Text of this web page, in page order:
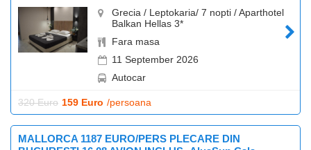
Grecia / Leptokaria/ 7 nopti / Aparthotel
Balkan Hellas 3*
Fara masa
11 September 2026
Autocar
320 Euro 159 Euro /persoana
MALLORCA 1187 EURO/PERS PLECARE DIN